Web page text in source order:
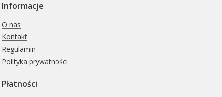
Informacje
O nas
Kontakt
Regulamin
Polityka prywatności
Płatności